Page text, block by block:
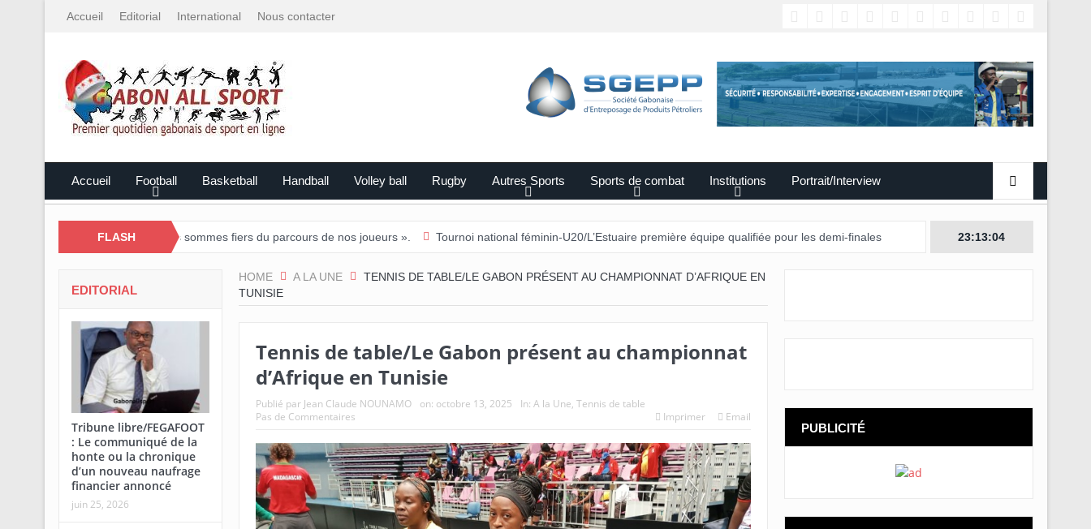
Accueil Editorial International Nous contacter
Accueil Football Basketball Handball Volley ball Rugby Autres Sports Sports de combat Institutions Portrait/Interview
FLASH
Ndong : « Nous sommes fiers du parcours de nos joueurs ». Tournoi national féminin-U20/L’Estuaire première équipe qualifiée pour les demi-finales 23:13:06
HOME A LA UNE
TENNIS DE TABLE/LE GABON PRÉSENT AU CHAMPIONNAT D’AFRIQUE EN
TUNISIE
Tennis de table/Le Gabon présent au championnat
d’Afrique en Tunisie
Publié par Jean Claude NOUNAMO on: octobre 13, 2025 In: A la Une, Tennis de table
Pas de Commentaires
Imprimer Email
EDITORIAL
Tribune libre/FEGAFOOT
: Le communiqué de la
honte ou la chronique
d’un nouveau naufrage
financier annoncé
juin 25, 2026
PUBLICITÉ